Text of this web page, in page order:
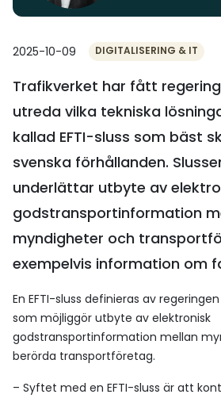
2025-10-09 DIGITALISERING & IT
Trafikverket har fått
utreda vilka tekniska
kallad EFTI-sluss som bäst
svenska förhållanden.
underlättar utbyte av
godstransportinformation
myndigheter och
exempelvis information om
En EFTI-sluss definieras av
som möjliggör utbyte av elektronisk
godstransportinformation mellan
berörda transportföretag.
– Syftet med en EFTI-sluss är att